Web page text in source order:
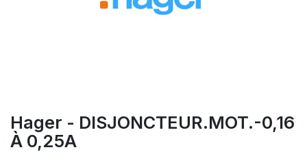
Hager - DISJONCTEUR.MOT.-0,16
À 0,25A